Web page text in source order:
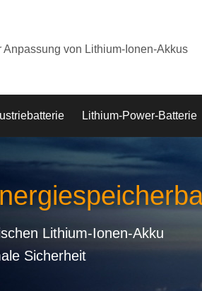
Anpassung von Lithium-Ionen-Akkus
Lithium-Power-Batterie
Lithium-Ionen-Akku
Sicherheit